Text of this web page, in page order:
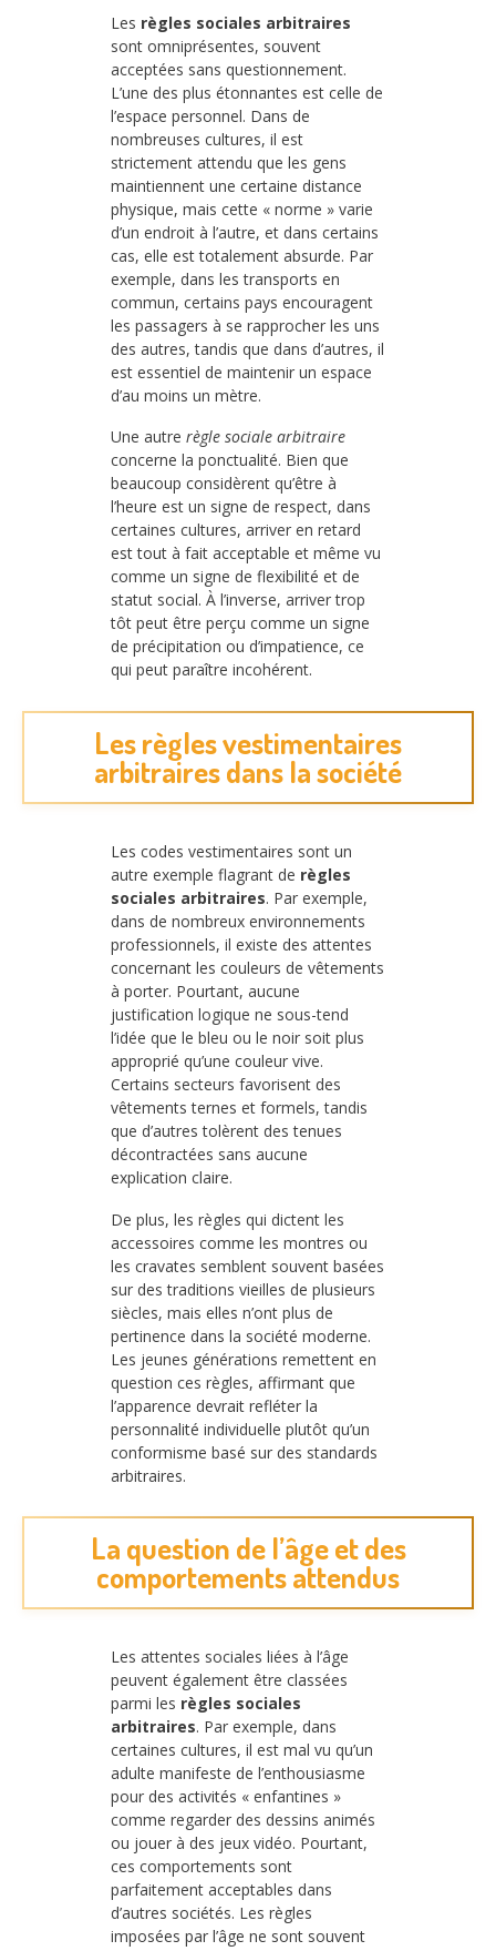
Les règles sociales arbitraires
sont omniprésentes, souvent
acceptées sans questionnement.
L’une des plus étonnantes est celle de
l’espace personnel. Dans de
nombreuses cultures, il est
strictement attendu que les gens
maintiennent une certaine distance
physique, mais cette « norme » varie
d’un endroit à l’autre, et dans certains
cas, elle est totalement absurde. Par
exemple, dans les transports en
commun, certains pays encouragent
les passagers à se rapprocher les uns
des autres, tandis que dans d’autres, il
est essentiel de maintenir un espace
d’au moins un mètre.
Une autre règle sociale arbitraire
concerne la ponctualité. Bien que
beaucoup considèrent qu’être à
l’heure est un signe de respect, dans
certaines cultures, arriver en retard
est tout à fait acceptable et même vu
comme un signe de flexibilité et de
statut social. À l’inverse, arriver trop
tôt peut être perçu comme un signe
de précipitation ou d’impatience, ce
qui peut paraître incohérent.
Les règles vestimentaires
arbitraires dans la société
Les codes vestimentaires sont un
autre exemple flagrant de règles
sociales arbitraires. Par exemple,
dans de nombreux environnements
professionnels, il existe des attentes
concernant les couleurs de vêtements
à porter. Pourtant, aucune
justification logique ne sous-tend
l’idée que le bleu ou le noir soit plus
approprié qu’une couleur vive.
Certains secteurs favorisent des
vêtements ternes et formels, tandis
que d’autres tolèrent des tenues
décontractées sans aucune
explication claire.
De plus, les règles qui dictent les
accessoires comme les montres ou
les cravates semblent souvent basées
sur des traditions vieilles de plusieurs
siècles, mais elles n’ont plus de
pertinence dans la société moderne.
Les jeunes générations remettent en
question ces règles, affirmant que
l’apparence devrait refléter la
personnalité individuelle plutôt qu’un
conformisme basé sur des standards
arbitraires.
La question de l’âge et des
comportements attendus
Les attentes sociales liées à l’âge
peuvent également être classées
parmi les règles sociales
arbitraires. Par exemple, dans
certaines cultures, il est mal vu qu’un
adulte manifeste de l’enthousiasme
pour des activités « enfantines »
comme regarder des dessins animés
ou jouer à des jeux vidéo. Pourtant,
ces comportements sont
parfaitement acceptables dans
d’autres sociétés. Les règles
imposées par l’âge ne sont souvent